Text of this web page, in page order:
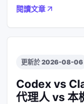
閱讀文章
更新於 2026-08-06
Codex vs
代理人 vs 本